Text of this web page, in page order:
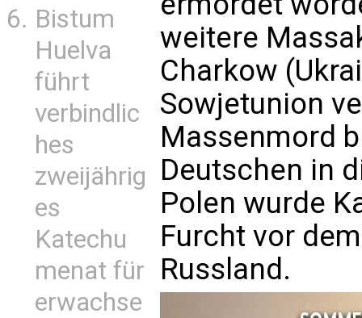
Bistum
Huelva
führt
verbindlic
hes
zweijährig
es
Katechu
menat für
erwachse
weitere
Charkow
Sowjetunion
Massenmord
Deutschen in
Polen wurde
Furcht vor
Russland.